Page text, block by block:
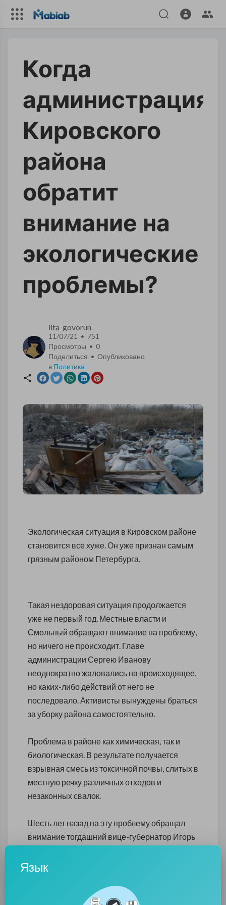
Когда
администрация
Кировского
района
обратит
внимание на
экологические
проблемы?
lita_govorun
11/07/21 • 751
Просмотры • 0
Поделиться • Опубликовано
в Политика
Экологическая ситуация в Кировском районе
становится все хуже. Он уже признан самым
грязным районом Петербурга.
Такая нездоровая ситуация продолжается
уже не первый год. Местные власти и
Смольный обращают внимание на проблему,
но ничего не происходит. Главе
администрации Сергею Иванову
неоднократно жаловались на происходящее,
но каких-либо действий от него не
последовало. Активисты вынуждены браться
за уборку района самостоятельно.
Проблема в районе как химическая, так и
биологическая. В результате получается
взрывная смесь из токсичной почвы, слитых в
местную речку различных отходов и
незаконных свалок.
Шесть лет назад на эту проблему обращал
внимание тогдашний вице-губернатор Игорь
серьезные проблемы с общей экологической
разберутся в ближайшее время.
Язык